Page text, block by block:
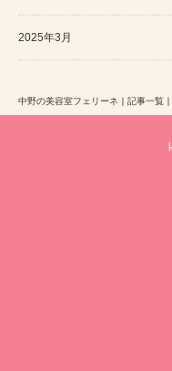
2025年3月
中野の美容室フェリーネ ｜ 記事一覧 ｜